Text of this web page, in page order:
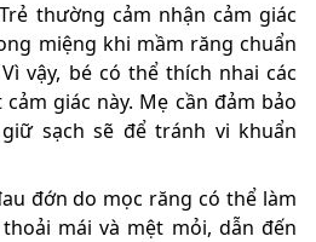
thường cảm nhận cảm giác
miệng khi mầm răng chuẩn
vậy, bé có thể thích nhai các
giác này. Mẹ cần đảm bảo
sạch sẽ để tránh vi khuẩn
đớn do mọc răng có thể làm
mái và mệt mỏi, dẫn đến